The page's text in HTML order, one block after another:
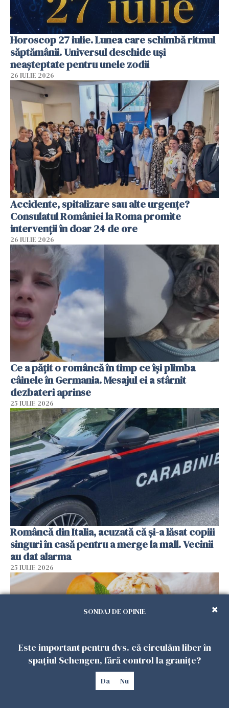
Horoscop 27 iulie. Lunea care schimbă ritmul
săptămânii. Universul deschide uși
neașteptate pentru unele zodii
26 IULIE 2026
Accidente, spitalizare sau alte urgențe?
Consulatul României la Roma promite
intervenții în doar 24 de ore
26 IULIE 2026
Ce a pățit o româncă în timp ce își plimba
câinele în Germania. Mesajul ei a stârnit
dezbateri aprinse
25 IULIE 2026
Româncă din Italia, acuzată că și-a lăsat copiii
singuri în casă pentru a merge la mall. Vecinii
au dat alarma
25 IULIE 2026
SONDAJ DE OPINIE
Este important pentru dvs. că circulăm liber în
spațiul Schengen, fără control la granițe?
Da Nu